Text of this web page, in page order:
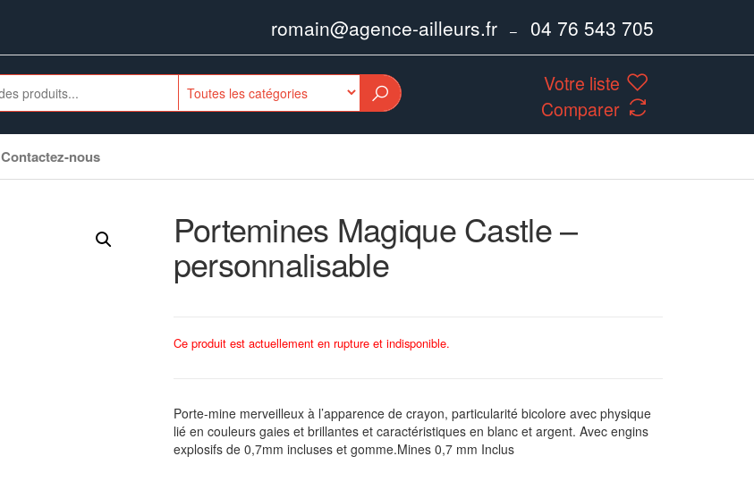
romain@agence-ailleurs.fr – 04 76 543 705
Votre liste
Comparer
Contactez-nous
Portemines Magique Castle –
personnalisable
Ce produit est actuellement en rupture et indisponible.
Porte-mine merveilleux à l’apparence de crayon, particularité bicolore avec physique
lié en couleurs gaies et brillantes et caractéristiques en blanc et argent. Avec engins
explosifs de 0,7mm incluses et gomme.Mines 0,7 mm Inclus